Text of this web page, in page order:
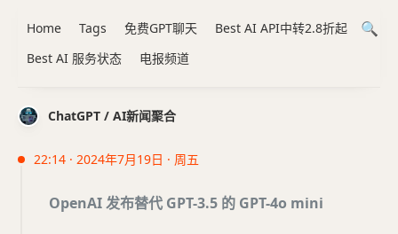
ChatGPT / AI新闻聚合
22:14 · 2024年7月19日 · 周五
OpenAI 发布替代 GPT-3.5 的 GPT-4o mini
Home Tags 免费GPT聊天
Best AI API中转2.8折起
Best AI 服务状态
电报频道